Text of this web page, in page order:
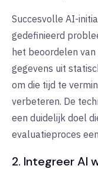
Succesvolle AI-
gedefinieerd
het beoordelen
gegevens uit
om die tijd te
verbeteren. De
een duidelijk doel
evaluatieproces
2. Integreer AI